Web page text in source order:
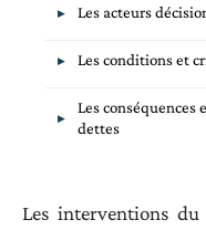
Les acteurs
Les conditions et
Les conséquences
dettes
Les interventions